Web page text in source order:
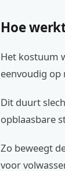
Hoe
Het kostuum
eenvoudig
Dit duurt
opblaasbare
Zo beweegt
voor